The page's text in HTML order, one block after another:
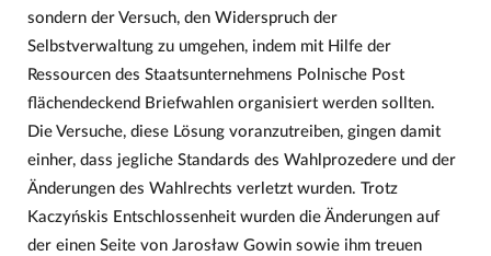
sondern der Versuch, den Widerspruch der
Selbstverwaltung zu umgehen, indem mit Hilfe der
Ressourcen des Staatsunternehmens Polnische Post
flächendeckend Briefwahlen organisiert werden sollten.
Die Versuche, diese Lösung voranzutreiben, gingen damit
einher, dass jegliche Standards des Wahlprozedere und der
Änderungen des Wahlrechts verletzt wurden. Trotz
Kaczyńskis Entschlossenheit wurden die Änderungen auf
der einen Seite von Jarosław Gowin sowie ihm treuen